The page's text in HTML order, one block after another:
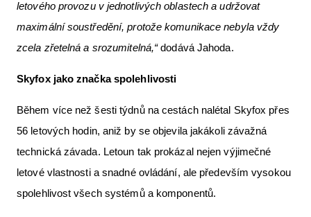
letového provozu v jednotlivých oblastech a udržovat
maximální soustředění, protože komunikace nebyla vždy
zcela zřetelná a srozumitelná,“dodává Jahoda.
Skyfox jako značka spolehlivosti
Během více než šesti týdnů na cestách nalétal Skyfox přes
56 letových hodin, aniž by se objevila jakákoli závažná
technická závada. Letoun tak prokázal nejen výjimečné
letové vlastnosti a snadné ovládání, ale především vysokou
spolehlivost všech systémů a komponentů.